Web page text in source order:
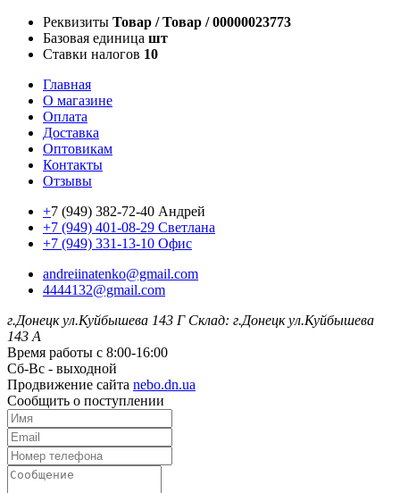
Реквизиты Товар / Товар / 00000023773
Базовая единица шт
Ставки налогов 10
Главная
О магазине
Оплата
Доставка
Оптовикам
Контакты
Отзывы
+7 (949) 382-72-40 Андрей
+7 (949) 401-08-29 Светлана
+7 (949) 331-13-10 Офис
andreiinatenko@gmail.com
4444132@gmail.com
г.Донецк ул.Куйбышева 143 Г Склад: г.Донецк ул.Куйбышева
143 А
Время работы с 8:00-16:00
Сб-Вс - выходной
Продвижение сайта nebo.dn.ua
Сообщить о поступлении